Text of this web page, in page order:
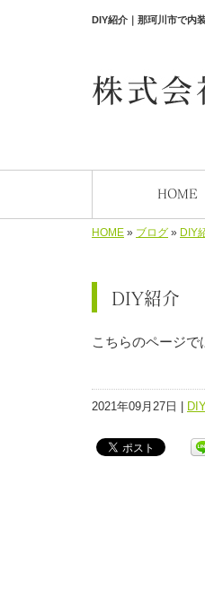
DIY紹介｜那珂川市で内
HOME
HOME » ブログ » DIY
DIY紹介
こちらのページで
2021年09月27日 |